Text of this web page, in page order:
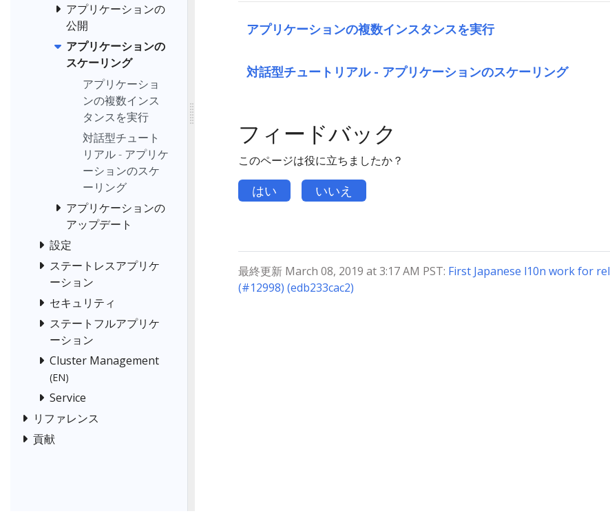
アプリケーションの
公開
アプリケーションの
スケーリング
アプリケーショ
ンの複数インス
タンスを実行
対話型チュート
リアル - アプリケ
ーションのスケ
ーリング
アプリケーションの
アップデート
設定
ステートレスアプリケ
ーション
セキュリティ
ステートフルアプリケ
ーション
Cluster Management
(EN)
Service
リファレンス
貢献
アプリケーションの複数インスタンスを実行
対話型チュートリアル - アプリケーションのスケーリング
フィードバック
このページは役に立ちましたか？
はい いいえ
最終更新 March 08, 2019 at 3:17 AM PST: First Japanese l10n work for
(#12998) (edb233cac2)